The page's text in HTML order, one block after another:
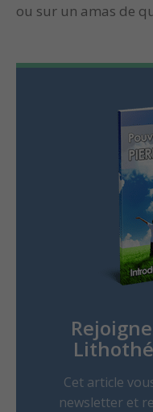
ou sur un amas de
Cet article
newsletter et